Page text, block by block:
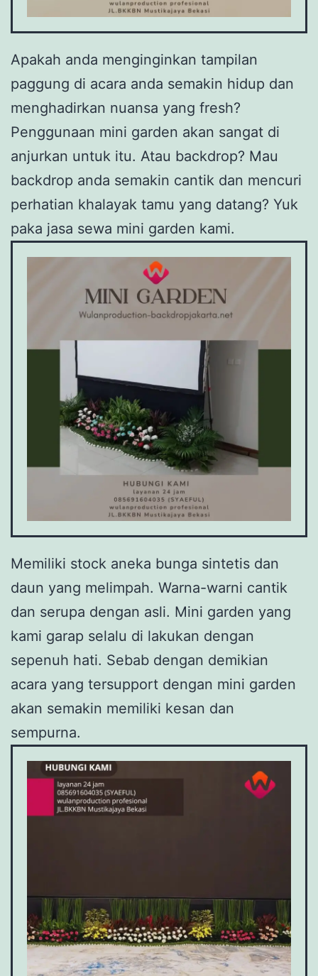
Apakah anda menginginkan tampilan
paggung di acara anda semakin hidup dan
menghadirkan nuansa yang fresh?
Penggunaan mini garden akan sangat di
anjurkan untuk itu. Atau backdrop? Mau
backdrop anda semakin cantik dan mencuri
perhatian khalayak tamu yang datang? Yuk
paka jasa sewa mini garden kami.
Memiliki stock aneka bunga sintetis dan
daun yang melimpah. Warna-warni cantik
dan serupa dengan asli. Mini garden yang
kami garap selalu di lakukan dengan
sepenuh hati. Sebab dengan demikian
acara yang tersupport dengan mini garden
akan semakin memiliki kesan dan
sempurna.